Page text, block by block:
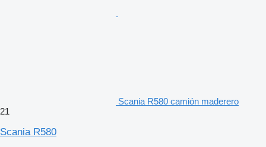
Scania R580 camión maderero
21
Scania R580